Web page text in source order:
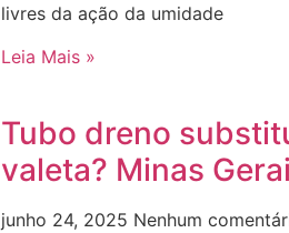
livres da ação da umidade
Leia Mais »
Tubo dreno
valeta? Minas
junho 24, 2025 Nenhum